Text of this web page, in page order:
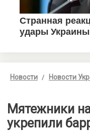
Новости Новости
Мятежники
укрепили